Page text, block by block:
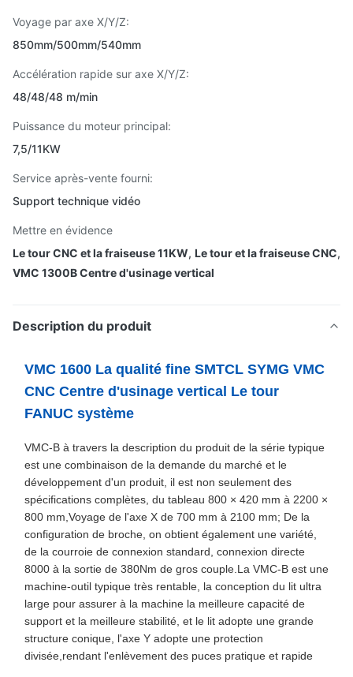
Voyage par axe X/Y/Z:
850mm/500mm/540mm
Accélération rapide sur axe X/Y/Z:
48/48/48 m/min
Puissance du moteur principal:
7,5/11KW
Service après-vente fourni:
Support technique vidéo
Mettre en évidence
Le tour CNC et la fraiseuse 11KW, Le tour et la fraiseuse CNC,
VMC 1300B Centre d'usinage vertical
Description du produit
VMC 1600 La qualité fine SMTCL SYMG VMC
CNC Centre d'usinage vertical Le tour
FANUC système
VMC-B à travers la description du produit de la série typique
est une combinaison de la demande du marché et le
développement d'un produit, il est non seulement des
spécifications complètes, du tableau 800 × 420 mm à 2200 ×
800 mm,Voyage de l'axe X de 700 mm à 2100 mm; De la
configuration de broche, on obtient également une variété,
de la courroie de connexion standard, connexion directe
8000 à la sortie de 380Nm de gros couple.La VMC-B est une
machine-outil typique très rentable, la conception du lit ultra
large pour assurer à la machine la meilleure capacité de
support et la meilleure stabilité, et le lit adopte une grande
structure conique, l'axe Y adopte une protection
divisée,rendant l'enlèvement des puces pratique et rapide